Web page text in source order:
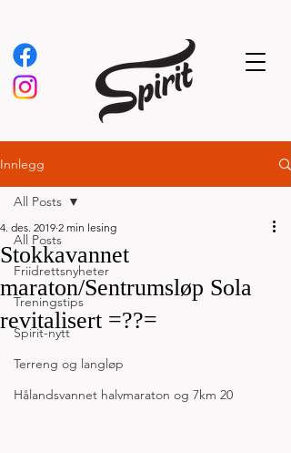
Innlegg
All Posts
Friidrettsnyheter
Treningstips
Spirit-nytt
Terreng og langløp
Hålandsvannet halvmaraton og 7km 20
All Posts
Stokkavannet
maraton/Sentrumsløp Sola
revitalisert =??=
4. des. 2019 2 min lesing